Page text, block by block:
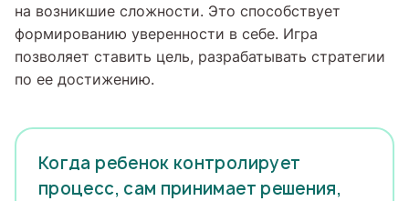
на возникшие сложности. Это способствует
формированию уверенности в себе. Игра
позволяет ставить цель, разрабатывать стратегии
по ее достижению.
Когда ребенок контролирует
процесс, сам принимает решения,